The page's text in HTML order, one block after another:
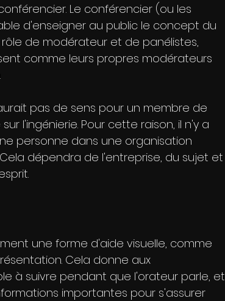
Le conférencier (ou les
d'enseigner au public le concept du
de modérateur et de panélistes,
comme leurs propres modérateurs
pas de sens pour un membre de
l'ingénierie. Pour cette raison, il n'y a
personne dans une organisation
dépendra de l'entreprise, du sujet et
une forme d'aide visuelle, comme
Cela donne aux
à suivre pendant que l'orateur parle, et
importantes pour s'assurer